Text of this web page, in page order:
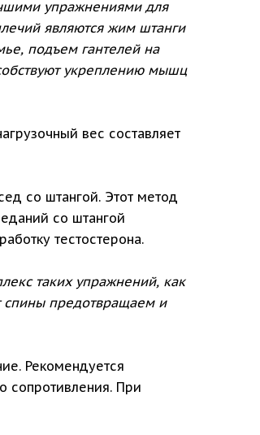
упражнениями для
являются жим штанги
подъем гантелей на
укреплению мышц
вес составляет
со штангой. Этот метод
со штангой
тестостерона.
таких упражнений, как
предотвращаем и
Рекомендуется
сопротивления. При